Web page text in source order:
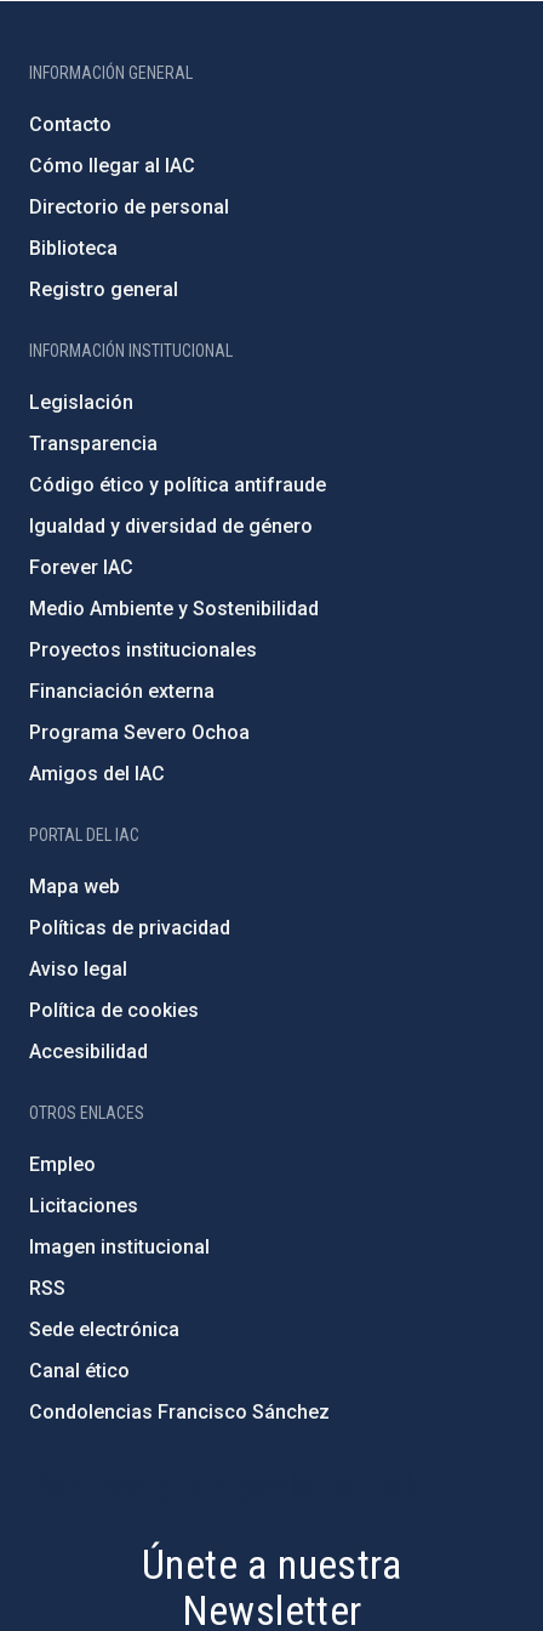
INFORMACIÓN GENERAL
Contacto
Cómo llegar al IAC
Directorio de personal
Biblioteca
Registro general
INFORMACIÓN INSTITUCIONAL
Legislación
Transparencia
Código ético y política antifraude
Igualdad y diversidad de género
Forever IAC
Medio Ambiente y Sostenibilidad
Proyectos institucionales
Financiación externa
Programa Severo Ochoa
Amigos del IAC
PORTAL DEL IAC
Mapa web
Políticas de privacidad
Aviso legal
Política de cookies
Accesibilidad
OTROS ENLACES
Empleo
Licitaciones
Imagen institucional
RSS
Sede electrónica
Canal ético
Condolencias Francisco Sánchez
Únete a nuestra
Newsletter